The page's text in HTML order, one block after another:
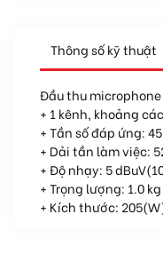
Thông số kỹ thuật
Đầu thu microphone
+ 1 kênh, khoảng
+ Tần số đáp ứng:
+ Dải tần làm việc:
+ Độ nhạy: 5
+ Trọng lượng: 1.0 kg
+ Kích thước: